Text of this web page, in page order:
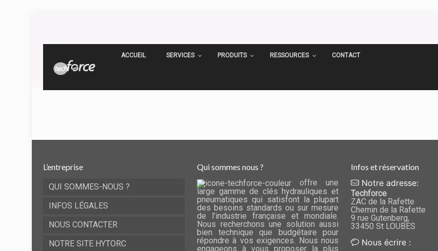
ACCUEIL SERVICES PRODUITS RESSOURCES CONTACT
L’entreprise
QUI SOMMES-NOUS ?
INFOS LÉGALES
NOUS CONTACTER
NOTRE SITE HYTORC
Qui sommes nous ?
offre une
large gamme de clés hydrauliques et
pneumatiques qui satisfont la plupart
des besoins standards ou sur mesure
de l’industrie française et mondiale.
Nous recherchons une solution aussi
bien technique que budgétaire pour
répondre à vos exigences. Nous nous
engageons à vous proposer la plus
Infos et réservation
Notre adresse:
Techforce
ZAC de la Rafette
Chemin de la Rafette
9 rue Gutenberg,
33450 St LOUBES
Nous écrire :